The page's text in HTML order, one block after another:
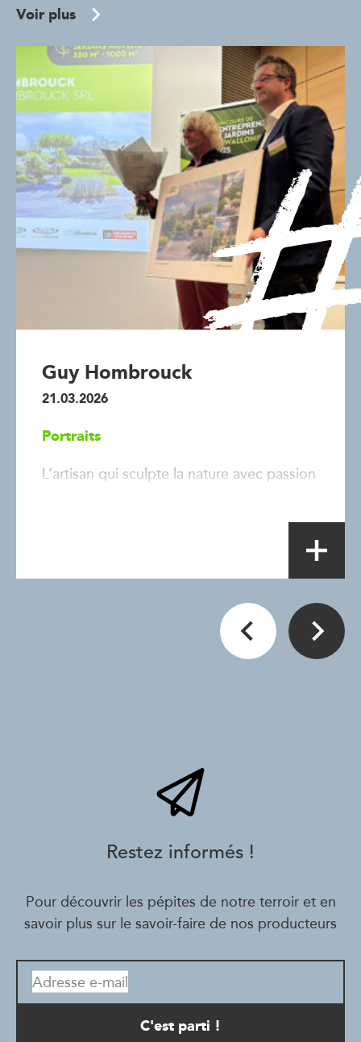
Voir plus
Guy Hombrouck
21.03.2026
Portraits
L’artisan qui sculpte la nature avec passion
Restez informés !
Pour découvrir les pépites de notre terroir et en
savoir plus sur le savoir-faire de nos producteurs
Adresse e-mail